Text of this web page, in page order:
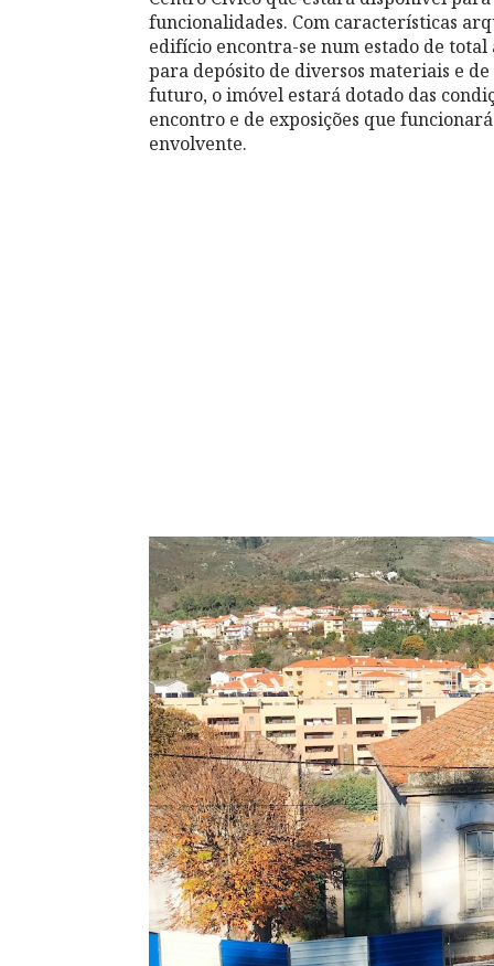
funcionalidades. Com características
edifício encontra-se num estado de
para depósito de diversos materiais e
futuro, o imóvel estará dotado das
encontro e de exposições que
envolvente.